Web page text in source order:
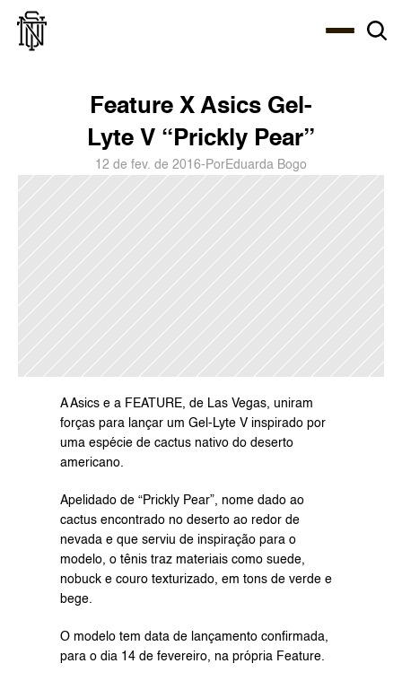
Feature X Asics Gel-
Lyte V “Prickly Pear”
12 de fev. de 2016- PorEduarda Bogo
A Asics e a FEATURE, de Las Vegas, uniram
forças para lançar um Gel-Lyte V inspirado por
uma espécie de cactus nativo do deserto
americano.
Apelidado de “Prickly Pear”, nome dado ao
cactus encontrado no deserto ao redor de
nevada e que serviu de inspiração para o
modelo, o tênis traz materiais como suede,
nobuck e couro texturizado, em tons de verde e
bege.
O modelo tem data de lançamento confirmada,
para o dia 14 de fevereiro, na própria Feature.